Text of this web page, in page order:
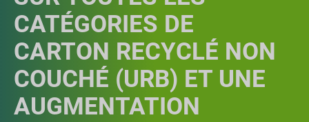
CATÉGORIES DE
CARTON RECYCLÉ NON
COUCHÉ (URB) ET UNE
AUGMENTATION